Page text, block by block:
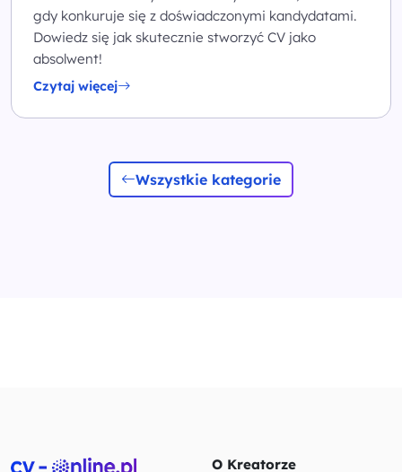
gdy konkuruje się z doświadczonymi kandydatami.
Dowiedz się jak skutecznie stworzyć CV jako
absolwent!
Czytaj więcej
Wszystkie kategorie
O Kreatorze